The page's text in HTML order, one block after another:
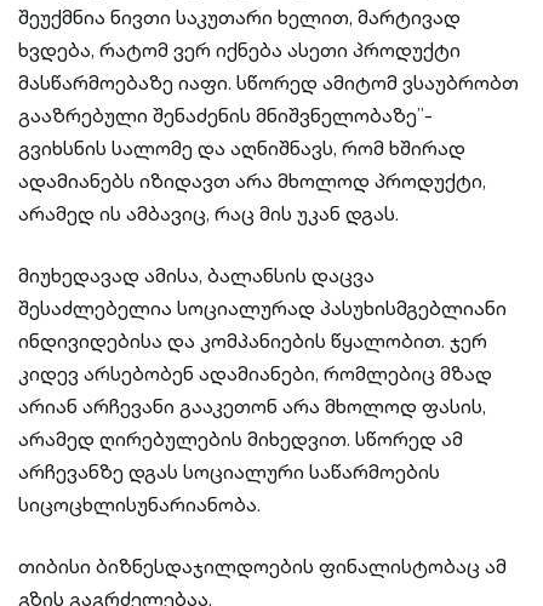
შეუქმნია ნივთი საკუთარი ხელით, მარტივად
ხვდება, რატომ ვერ იქნება ასეთი პროდუქტი
მასწარმოებაზე იაფი. სწორედ ამიტომ ვსაუბრობთ
გააზრებული შენაძენის მნიშვნელობაზე”-
გვიხსნის სალომე და აღნიშნავს, რომ ხშირად
ადამიანებს იზიდავთ არა მხოლოდ პროდუქტი,
არამედ ის ამბავიც, რაც მის უკან დგას.
მიუხედავად ამისა, ბალანსის დაცვა
შესაძლებელია სოციალურად პასუხისმგებლიანი
ინდივიდებისა და კომპანიების წყალობით. ჯერ
კიდევ არსებობენ ადამიანები, რომლებიც მზად
არიან არჩევანი გააკეთონ არა მხოლოდ ფასის,
არამედ ღირებულების მიხედვით. სწორედ ამ
არჩევანზე დგას სოციალური საწარმოების
სიცოცხლისუნარიანობა.
თიბისი ბიზნესდაჯილდოების ფინალისტობაც ამ
გზის გაგრძელებაა.